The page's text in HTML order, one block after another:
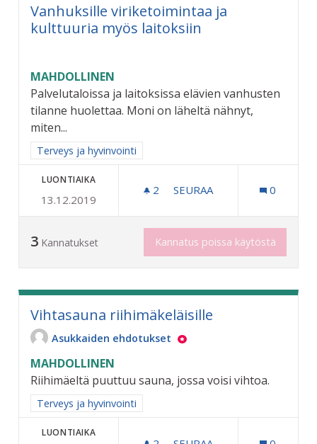
Vanhuksille viriketoimintaa ja
kulttuuria myös laitoksiin
MAHDOLLINEN
Palvelutaloissa ja laitoksissa elävien vanhusten
tilanne huolettaa. Moni on läheltä nähnyt,
miten...
Rajaa tulokset aihepiirin mukaan: Terveys ja hyvinvointi
Terveys ja hyvinvointi
LUONTIAIKA
13.12.2019
2 2 SEURAAJAA
SEURAA 0
3 Kannatukset Kannatus poissa käytöstä
Vihtasauna riihimäkeläisille
Asukkaiden ehdotukset
MAHDOLLINEN
Riihimäeltä puuttuu sauna, jossa voisi vihtoa.
Rajaa tulokset aihepiirin mukaan: Terveys ja hyvinvointi
Terveys ja hyvinvointi
LUONTIAIKA